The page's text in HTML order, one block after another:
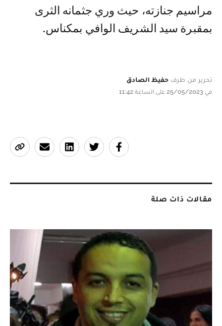
مراسيم جنازته، حيث وري جثمانه الثرى
بمقبرة سيد الشريف الوافي بمكناس.
تحرير من طرف حفيظ الصادق
في 25/05/2023 على الساعة 11:42
مقالات ذات صلة